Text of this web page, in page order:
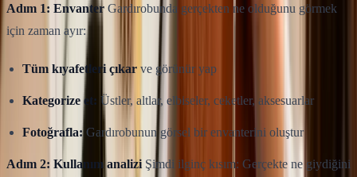
Adım 1: Envanter Gardırobunda gerçekten ne olduğunu görmek
için zaman ayır:
Tüm kıyafetleri çıkar ve görünür yap
Kategorize et: Üstler, altlar, elbiseler, ceketler, aksesuarlar
Fotoğrafla: Gardırobunun görsel bir envanterini oluştur
Adım 2: Kullanım analizi Şimdi ilginç kısım: Gerçekte ne giydiğini